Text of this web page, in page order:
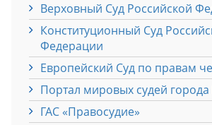
Верховный Cуд Российской
Конституционный Cуд
Федерации
Европейский Cуд по правам
Портал мировых судей
ГАС «Правосудие»